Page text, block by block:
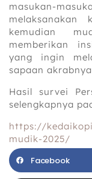
masukan-
melaksanakan
kemudian
memberikan
yang ingin
sapaan
Hasil survei
selengkapnya
https://
mudik-2025/
Facebook